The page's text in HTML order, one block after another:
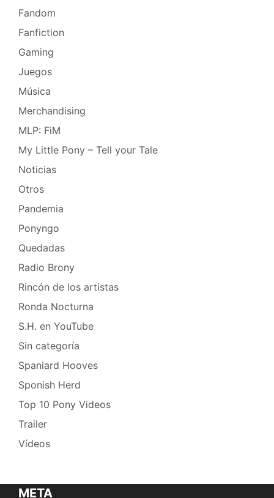
Fandom
Fanfiction
Gaming
Juegos
Música
Merchandising
MLP: FiM
My Little Pony – Tell your Tale
Noticias
Otros
Pandemia
Ponyngo
Quedadas
Radio Brony
Rincón de los artistas
Ronda Nocturna
S.H. en YouTube
Sin categoría
Spaniard Hooves
Sponish Herd
Top 10 Pony Videos
Trailer
Vídeos
META